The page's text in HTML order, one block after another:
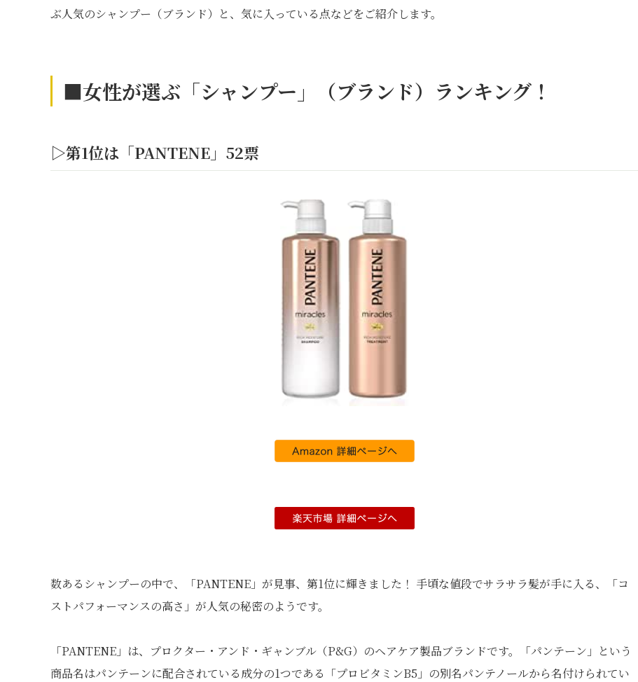
ぶ人気のシャンプー（ブランド）と、気に入っている点などをご紹介します。
■女性が選ぶ「シャンプー」（ブランド）ランキング！
▷第1位は「PANTENE」52票
数あるシャンプーの中で、「PANTENE」が見事、第1位に輝きました！ 手頃な値段でサラサラ髪が手に入る、「コ
ストパフォーマンスの高さ」が人気の秘密のようです。
「PANTENE」は、プロクター・アンド・ギャンブル（P&G）のヘアケア製品ブランドです。「パンテーン」という
商品名はパンテーンに配合されている成分の1つである「プロビタミンB5」の別名パンテノールから名付けられてい